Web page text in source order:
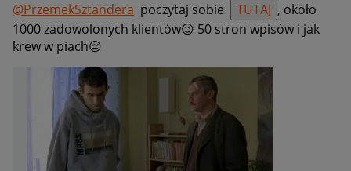
@PrzemekSztandera poczytaj sobie TUTAJ , około
1000 zadowolonych klientów😉 50 stron wpisów i jak
krew w piach😔